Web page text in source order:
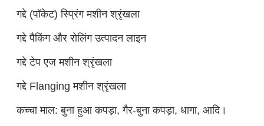
गद्दे (पॉकेट) स्प्रिंग मशीन श्रृंखला
गद्दे पैकिंग और रोलिंग उत्पादन लाइन
गद्दे टेप एज मशीन श्रृंखला
गद्दे Flanging मशीन श्रृंखला
कच्चा माल: बुना हुआ कपड़ा, गैर-बुना कपड़ा, धागा, आदि।